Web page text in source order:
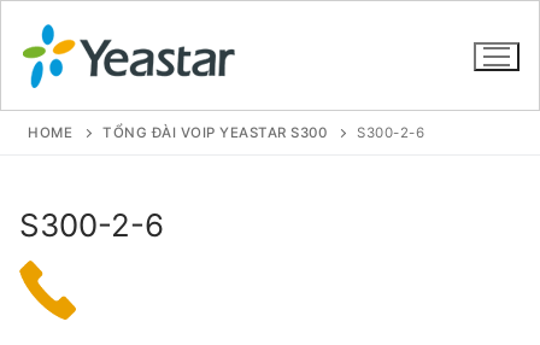
GIỚI THIỆU
SẢN PHẨM
VOIP PBX FOR SME
HOME TỔNG ĐÀI VOIP YEASTAR S300 S300-2-6
S300-2-6